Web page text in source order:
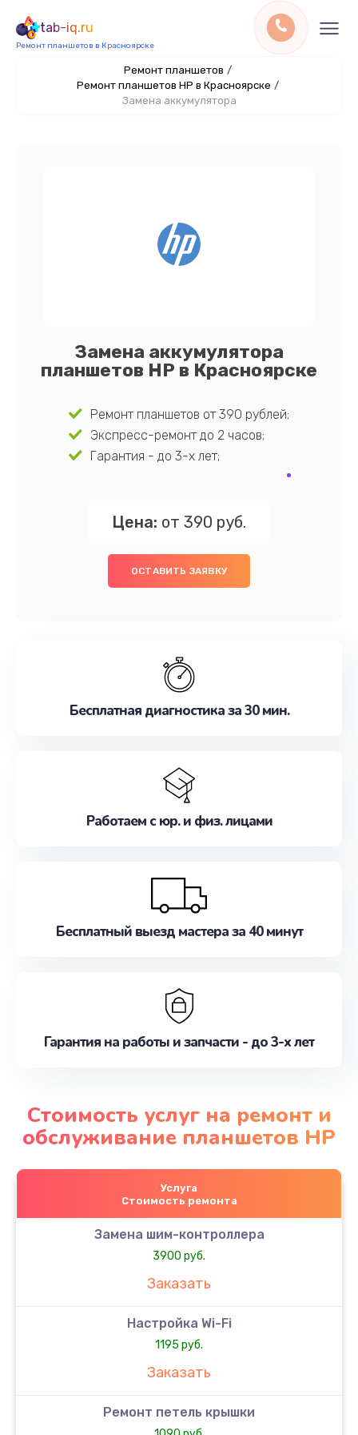
tab-iq.ru
Ремонт планшетов в Красноярске
Ремонт планшетов /
Ремонт планшетов HP в Красноярске /
Замена аккумулятора
Замена аккумулятора
планшетов HP в Красноярске
Ремонт планшетов от 390 рублей;
Экспресс-ремонт до 2 часов;
Гарантия - до 3-х лет;
Цена: от 390 руб.
ОСТАВИТЬ ЗАЯВКУ
Бесплатная диагностика за 30 мин.
Работаем с юр. и физ. лицами
Бесплатный выезд мастера за 40 минут
Гарантия на работы и запчасти - до 3-х лет
Стоимость услуг на ремонт и
обслуживание планшетов HP
Услуга
Стоимость ремонта
Замена шим-контроллера
3900 руб.
Заказать
Настройка Wi-Fi
1195 руб.
Заказать
Ремонт петель крышки